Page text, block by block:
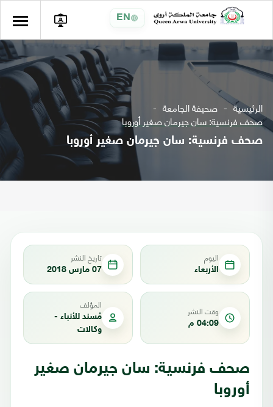
EN
الرئيسية صحيفة الجامعة
صحف فرنسية: سان جيرمان صغير أوروبا
صحف فرنسية: سان جيرمان صغير أوروبا
اليوم
الأربعاء
تاريخ النشر
07 مارس 2018
وقت النشر
04:09 م
المؤلف
مُسند للأنباء -
وكالات
صحف فرنسية: سان جيرمان صغير
أوروبا